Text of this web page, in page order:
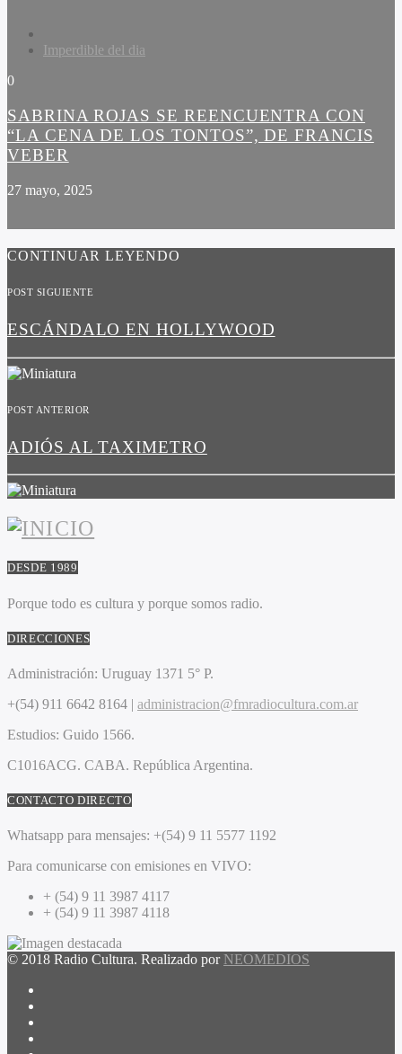
Imperdible del dia
0
SABRINA ROJAS SE REENCUENTRA CON
“LA CENA DE LOS TONTOS”, DE FRANCIS
VEBER
27 mayo, 2025
CONTINUAR LEYENDO
POST SIGUIENTE
ESCÁNDALO EN HOLLYWOOD
POST ANTERIOR
ADIÓS AL TAXIMETRO
DESDE 1989
Porque todo es cultura y porque somos radio.
DIRECCIONES
Administración: Uruguay 1371 5° P.
+(54) 911 6642 8164 | administracion@fmradiocultura.com.ar
Estudios: Guido 1566.
C1016ACG. CABA. República Argentina.
CONTACTO DIRECTO
Whatsapp para mensajes: +(54) 9 11 5577 1192
Para comunicarse con emisiones en VIVO:
+ (54) 9 11 3987 4117
+ (54) 9 11 3987 4118
© 2018 Radio Cultura. Realizado por NEOMEDIOS